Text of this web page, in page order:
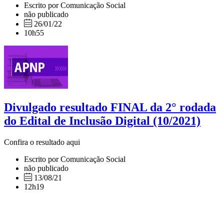
Escrito por Comunicação Social
não publicado
26/01/22
10h55
Divulgado resultado FINAL da 2° rodada
do Edital de Inclusão Digital (10/2021)
Confira o resultado aqui
Escrito por Comunicação Social
não publicado
13/08/21
12h19